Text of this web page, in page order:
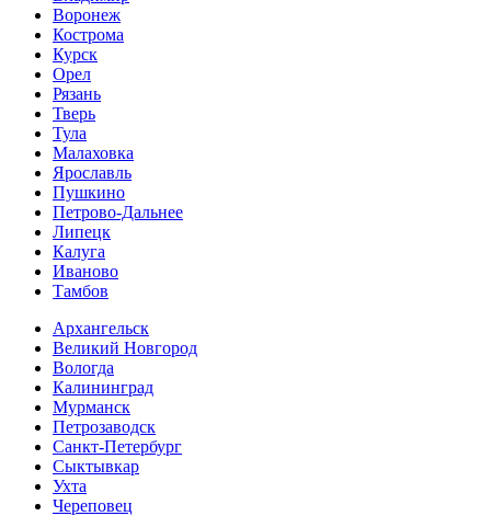
Воронеж
Кострома
Курск
Орел
Рязань
Тверь
Тула
Малаховка
Ярославль
Пушкино
Петрово-Дальнее
Липецк
Калуга
Иваново
Тамбов
Архангельск
Великий Новгород
Вологда
Калининград
Мурманск
Петрозаводск
Санкт-Петербург
Сыктывкар
Ухта
Череповец